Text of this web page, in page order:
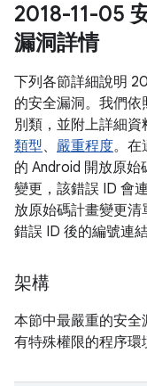
2018-11-05
漏洞詳情
下列各節詳細說明
的安全漏洞。我們
別類，並附上詳細資
類型、 嚴重程度。在
的 Android 開放原
變更，該錯誤 ID 會
放原始碼計畫變更
錯誤 ID 後的編號連
架構
本節中最嚴重的安
有特殊權限的程序環